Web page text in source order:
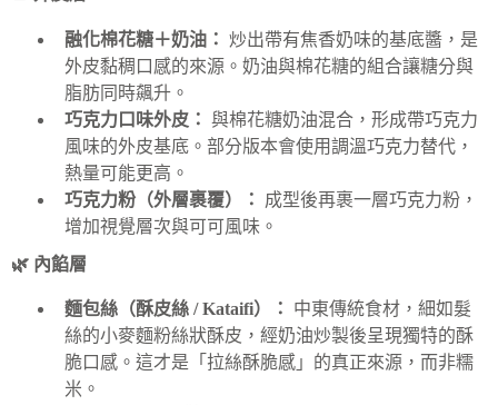
融化棉花糖＋奶油： 炒出帶有焦香奶味的基底醬，是
外皮黏稠口感的來源。奶油與棉花糖的組合讓糖分與
脂肪同時飆升。
巧克力口味外皮： 與棉花糖奶油混合，形成帶巧克力
風味的外皮基底。部分版本會使用調溫巧克力替代，
熱量可能更高。
巧克力粉（外層裹覆）：
成型後再裹一層巧克力粉，
增加視覺層次與可可風味。
🌿 內餡層
麵包絲（酥皮絲 / Kataifi）：
中東傳統食材，細如髮
絲的小麥麵粉絲狀酥皮，經奶油炒製後呈現獨特的酥
脆口感。這才是「拉絲酥脆感」的真正來源，而非糯
米。